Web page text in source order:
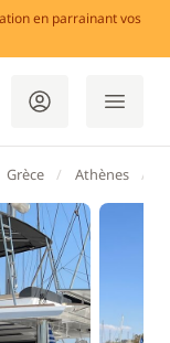
en parrainant vos
Grèce Athènes